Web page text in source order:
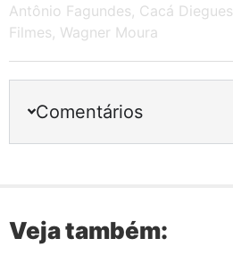
Antônio Fagundes Cacá Diegues
Filmes Wagner Moura
Comentários
Veja também: